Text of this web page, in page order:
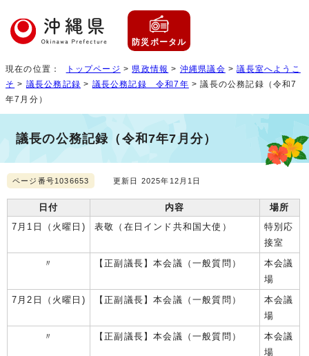
防災ポータル
現在の位置： トップページ > 県政情報 > 沖縄県議会 >議長室へようこ
そ > 議長公務記録 > 議長公務記録 令和7年 > 議長の公務記録（令和7
年7月分）
議長の公務記録（令和7年7月分）
ページ番号1036653 更新日 2025年12月1日
日付 内容
場所
7月1日（火曜日)
表敬（在日インド共和国大使）
特別応
接室
〃
【正副議長】本会議（一般質問）
本会議
場
7月2日（火曜日)
【正副議長】本会議（一般質問）
本会議
場
〃
【正副議長】本会議（一般質問）
本会議
場